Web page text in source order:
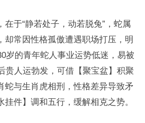
在于“静若处子，动若脱兔”，蛇属
却常因性格孤傲遭遇职场打压，明
岁的青年蛇人事业运势低迷，易被
贵人运勃发，可借【聚宝盆】积聚
蛇与生肖虎相刑，性格差异导致矛
挂件】调和五行，缓解相克之势。